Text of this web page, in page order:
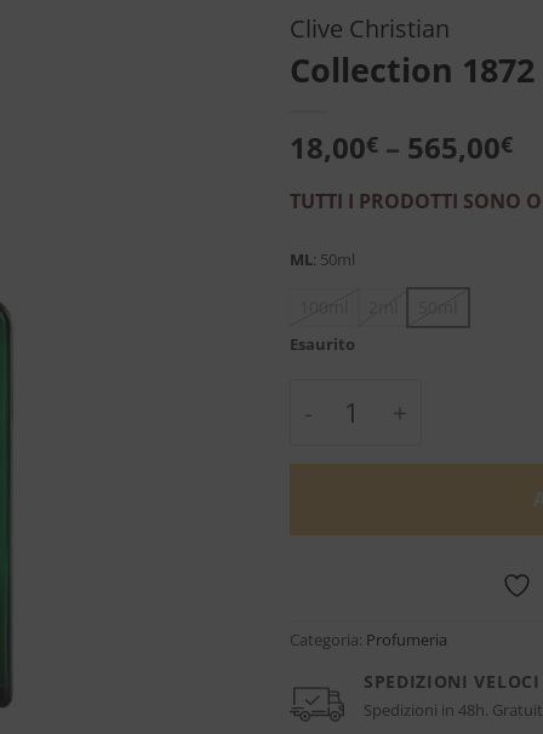
Clive Christian
Collection
18,00€ – 565,00€
TUTTI I PRODOTTI SONO
ML: 50ml
100ml 50ml
Esaurito
Collection 1872
Categoria: Profumeria
SPEDIZIONI VELOCI
Spedizioni in 48h.